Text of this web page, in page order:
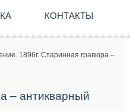
КОНТАКТЫ
1896г. Старинная гравюра –
– антикварный